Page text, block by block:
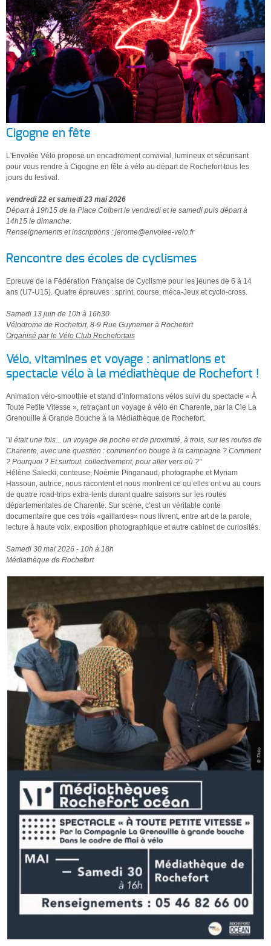
Cigogne en fête
L'Envolée Vélo propose un encadrement convivial, lumineux et sécurisant
pour vous rendre à Cigogne en fête à vélo au départ de Rochefort tous les
jours du festival.
vendredi 22 et samedi 23 mai 2026
Départ à 19h15 de la Place Colbert le vendredi et le samedi puis départ à
14h15 le dimanche.
Renseignements et inscriptions : jerome@envolee-velo.fr
Rencontre des écoles de cyclismes
Epreuve de la Fédération Française de Cyclisme pour les jeunes de 6 à 14
ans (U7-U15). Quatre épreuves : sprint, course, méca-Jeux et cyclo-cross.
Samedi 13 juin de 10h à 16h30
Vélodrome de Rochefort, 8-9 Rue Guynemer à Rochefort
Organisé par le Vélo Club Rochefortais
Vélo, vitamines et voyage : animations et
spectacle vélo à la médiathèque de Rochefort !
Animation vélo-smoothie et stand d’informations vélos suivi du spectacle « À
Toute Petite Vitesse », retraçant un voyage à vélo en Charente, par la Cie La
Grenouille à Grande Bouche à la Médiathèque de Rochefort.
"Il était une fois... un voyage de poche et de proximité, à trois, sur les routes de
Charente, avec une question : comment on bouge à la campagne ? Comment
? Pourquoi ? Et surtout, collectivement, pour aller vers où ?"
Hélène Salecki, conteuse, Noémie Pinganaud, photographe et Myriam
Hassoun, autrice, nous racontent et nous montrent ce qu’elles ont vu au cours
de quatre road-trips extra-lents durant quatre saisons sur les routes
départementales de Charente. Sur scène, c’est un véritable conte
documentaire que ces trois «gaillardes» nous livrent, entre art de la parole,
lecture à haute voix, exposition photographique et autre cabinet de curiosités.
Samedi 30 mai 2026 - 10h à 18h
Médiathèque de Rochefort